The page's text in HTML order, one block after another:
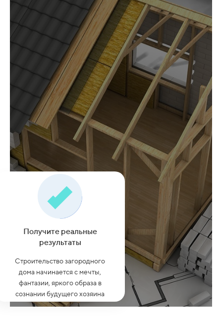
Получите реальные
результаты
Строительство загородного
дома начинается с мечты,
фантазии, яркого образа в
сознании будущего хозяина